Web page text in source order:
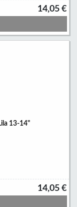
14,05 €
13-14"
14,05 €